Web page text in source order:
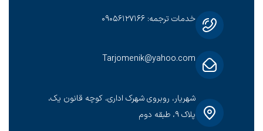
خدمات ترجمه: ۰۹۰۵۶۱۲۷۱۶۶
Tarjomenik@yahoo.com
شهریار، روبروی شهرک اداری، کوچه قانون یک،
پلاک ۹، طبقه دوم